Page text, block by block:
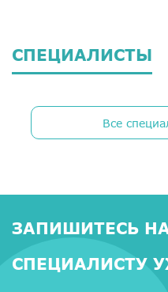
СПЕЦИАЛИСТЫ
Все
ЗАПИШИТЕСЬ
СПЕЦИАЛИСТУ